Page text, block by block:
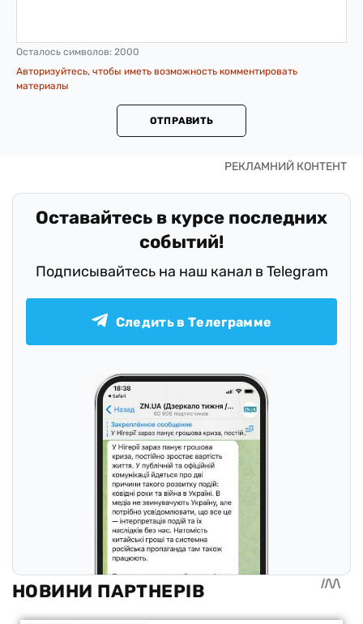
Осталось символов: 2000
Авторизуйтесь, чтобы иметь возможность комментировать
материалы
ОТПРАВИТЬ
Оставайтесь в курсе последних
событий!
Подписывайтесь на наш канал в Telegram
Следить в Телеграмме